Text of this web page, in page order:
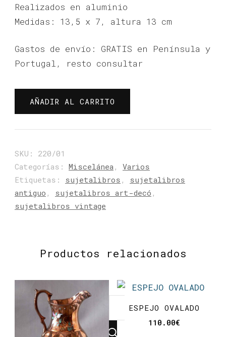
Realizados en aluminio
Medidas: 13,5 x 7, altura 13 cm
Gastos de envío: GRATIS en Península y
Portugal, resto consultar
PAREJA
SUJETALIBROS
AÑADIR AL CARRITO
SKU: 220/01
Categorías: Miscelánea , Varios
Etiquetas: sujetalibros , sujetalibros
antiguo , sujetalibros art-decó ,
sujetalibros vintage
Productos relacionados
ESPEJO OVALADO
110.00€